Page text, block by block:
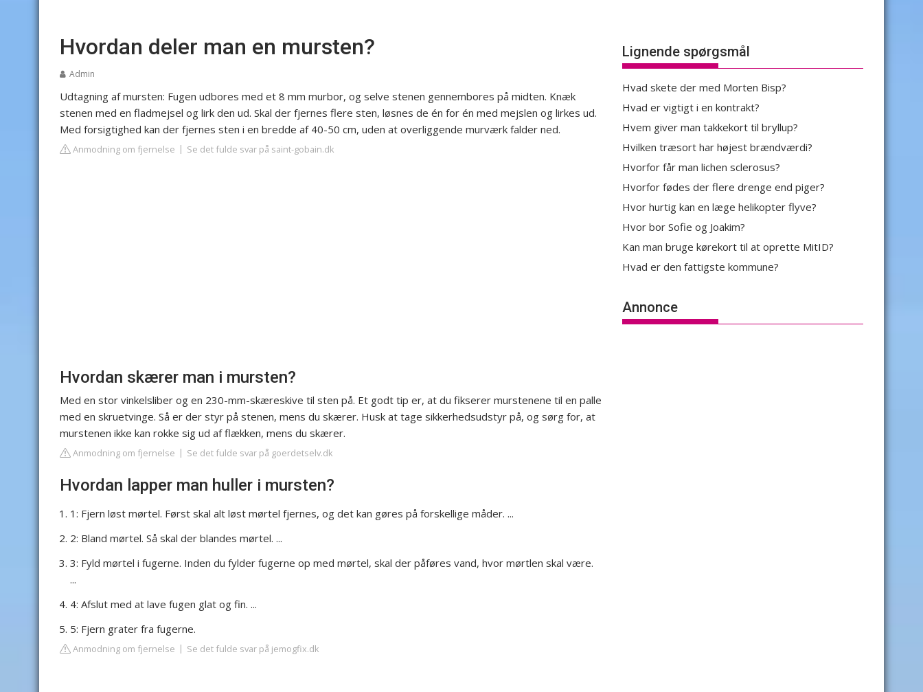
Hvordan deler man en mursten?
Admin
Udtagning af mursten: Fugen udbores med et 8 mm murbor, og selve stenen gennembores på midten. Knæk
stenen med en fladmejsel og lirk den ud. Skal der fjernes flere sten, løsnes de én for én med mejslen og lirkes ud.
Med forsigtighed kan der fjernes sten i en bredde af 40-50 cm, uden at overliggende murværk falder ned.
Anmodning om fjernelse Se det fulde svar på saint-gobain.dk
Hvordan skærer man i mursten?
Med en stor vinkelsliber og en 230-mm-skæreskive til sten på. Et godt tip er, at du fikserer murstenene til en palle
med en skruetvinge. Så er der styr på stenen, mens du skærer. Husk at tage sikkerhedsudstyr på, og sørg for, at
murstenen ikke kan rokke sig ud af flækken, mens du skærer.
Anmodning om fjernelse Se det fulde svar på goerdetselv.dk
Hvordan lapper man huller i mursten?
1: Fjern løst mørtel. Først skal alt løst mørtel fjernes, og det kan gøres på forskellige måder. ...
2: Bland mørtel. Så skal der blandes mørtel. ...
3: Fyld mørtel i fugerne. Inden du fylder fugerne op med mørtel, skal der påføres vand, hvor mørtlen skal være.
...
4: Afslut med at lave fugen glat og fin. ...
5: Fjern grater fra fugerne.
Anmodning om fjernelse Se det fulde svar på jemogfix.dk
Lignende spørgsmål
Hvad skete der med Morten Bisp?
Hvad er vigtigt i en kontrakt?
Hvem giver man takkekort til bryllup?
Hvilken træsort har højest brændværdi?
Hvorfor får man lichen sclerosus?
Hvorfor fødes der flere drenge end piger?
Hvor hurtig kan en læge helikopter flyve?
Hvor bor Sofie og Joakim?
Kan man bruge kørekort til at oprette MitID?
Hvad er den fattigste kommune?
Annonce